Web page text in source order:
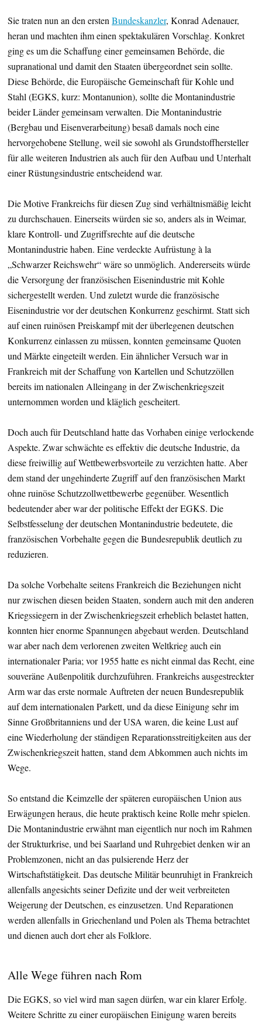
Sie traten nun an den ersten Bundeskanzler, Konrad Adenauer,
heran und machten ihm einen spektakulären Vorschlag. Konkret
ging es um die Schaffung einer gemeinsamen Behörde, die
supranational und damit den Staaten übergeordnet sein sollte.
Diese Behörde, die Europäische Gemeinschaft für Kohle und
Stahl (EGKS, kurz: Montanunion), sollte die Montanindustrie
beider Länder gemeinsam verwalten. Die Montanindustrie
(Bergbau und Eisenverarbeitung) besaß damals noch eine
hervorgehobene Stellung, weil sie sowohl als Grundstoffhersteller
für alle weiteren Industrien als auch für den Aufbau und Unterhalt
einer Rüstungsindustrie entscheidend war.
Die Motive Frankreichs für diesen Zug sind verhältnismäßig leicht
zu durchschauen. Einerseits würden sie so, anders als in Weimar,
klare Kontroll- und Zugriffsrechte auf die deutsche
Montanindustrie haben. Eine verdeckte Aufrüstung à la
„Schwarzer Reichswehr“ wäre so unmöglich. Andererseits würde
die Versorgung der französischen Eisenindustrie mit Kohle
sichergestellt werden. Und zuletzt wurde die französische
Eisenindustrie vor der deutschen Konkurrenz geschirmt. Statt sich
auf einen ruinösen Preiskampf mit der überlegenen deutschen
Konkurrenz einlassen zu müssen, konnten gemeinsame Quoten
und Märkte eingeteilt werden. Ein ähnlicher Versuch war in
Frankreich mit der Schaffung von Kartellen und Schutzzöllen
bereits im nationalen Alleingang in der Zwischenkriegszeit
unternommen worden und kläglich gescheitert.
Doch auch für Deutschland hatte das Vorhaben einige verlockende
Aspekte. Zwar schwächte es effektiv die deutsche Industrie, da
diese freiwillig auf Wettbewerbsvorteile zu verzichten hatte. Aber
dem stand der ungehinderte Zugriff auf den französischen Markt
ohne ruinöse Schutzzollwettbewerbe gegenüber. Wesentlich
bedeutender aber war der politische Effekt der EGKS. Die
Selbstfesselung der deutschen Montanindustrie bedeutete, die
französischen Vorbehalte gegen die Bundesrepublik deutlich zu
reduzieren.
Da solche Vorbehalte seitens Frankreich die Beziehungen nicht
nur zwischen diesen beiden Staaten, sondern auch mit den anderen
Kriegssiegern in der Zwischenkriegszeit erheblich belastet hatten,
konnten hier enorme Spannungen abgebaut werden. Deutschland
war aber nach dem verlorenen zweiten Weltkrieg auch ein
internationaler Paria; vor 1955 hatte es nicht einmal das Recht, eine
souveräne Außenpolitik durchzuführen. Frankreichs ausgestreckter
Arm war das erste normale Auftreten der neuen Bundesrepublik
auf dem internationalen Parkett, und da diese Einigung sehr im
Sinne Großbritanniens und der USA waren, die keine Lust auf
eine Wiederholung der ständigen Reparationsstreitigkeiten aus der
Zwischenkriegszeit hatten, stand dem Abkommen auch nichts im
Wege.
So entstand die Keimzelle der späteren europäischen Union aus
Erwägungen heraus, die heute praktisch keine Rolle mehr spielen.
Die Montanindustrie erwähnt man eigentlich nur noch im Rahmen
der Strukturkrise, und bei Saarland und Ruhrgebiet denken wir an
Problemzonen, nicht an das pulsierende Herz der
Wirtschaftstätigkeit. Das deutsche Militär beunruhigt in Frankreich
allenfalls angesichts seiner Defizite und der weit verbreiteten
Weigerung der Deutschen, es einzusetzen. Und Reparationen
werden allenfalls in Griechenland und Polen als Thema betrachtet
und dienen auch dort eher als Folklore.
Alle Wege führen nach Rom
Die EGKS, so viel wird man sagen dürfen, war ein klarer Erfolg.
Weitere Schritte zu einer europäischen Einigung waren bereits